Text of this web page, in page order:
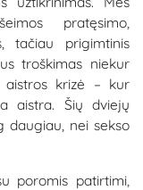
pratęsimo,
tačiau prigimtinis
troškimas niekur
aistros krizė – kur
aistra. Šių dviejų
daugiau, nei sekso
poromis patirtimi,